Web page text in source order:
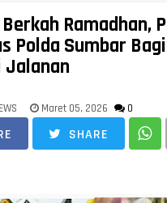
Ramadhan,
Polda Sumbar
Jalanan
Maret 05, 2026 0
SHARE